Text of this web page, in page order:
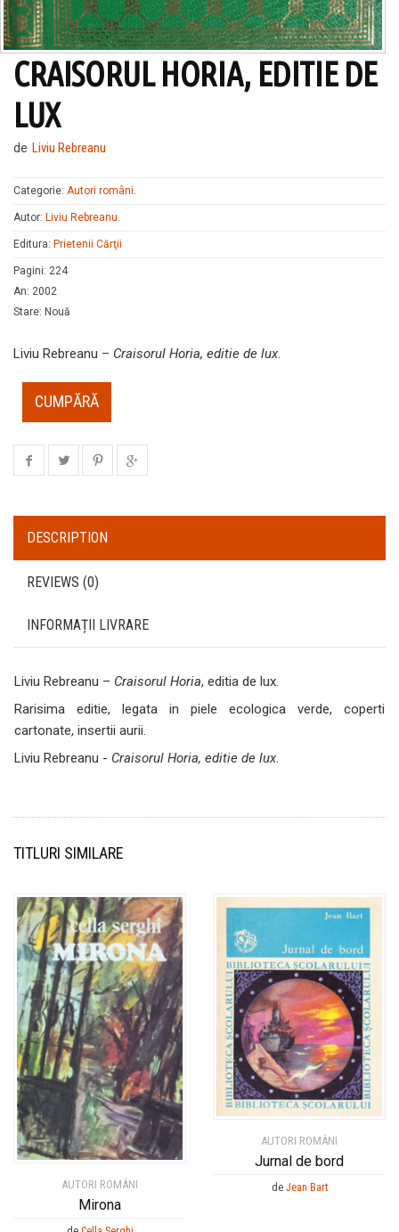
CRAISORUL HORIA, EDITIE DE
LUX
de Liviu Rebreanu
Categorie: Autori români
Autor: Liviu Rebreanu
Editura: Prietenii Cărţii
Pagini: 224
An: 2002
Stare: Nouă
Liviu Rebreanu – Craisorul Horia, editie de lux
CUMPĂRĂ
DESCRIPTION
REVIEWS (0)
INFORMAȚII LIVRARE
Liviu Rebreanu – Craisorul Horia, editia de lux.
Rarisima editie, legata in piele ecologica verde, coperti
cartonate, insertii aurii.
Liviu Rebreanu - Craisorul Horia, editie de lux
TITLURI SIMILARE
AUTORI ROMÂNI
Mirona
AUTORI ROMÂNI
Jurnal de bord
de Jean Bart